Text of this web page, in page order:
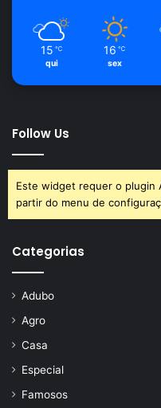
biquinho
15 ℃
qui
16 ℃
sex
Follow Us
Este widget requer o plugin
partir do menu de
Categorias
Adubo
Agro
Casa
Especial
Famosos